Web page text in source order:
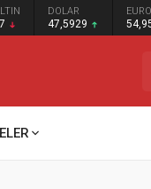
DOLAR
47,5929
EURO